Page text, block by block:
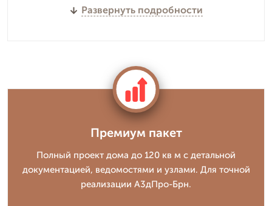
Развернуть подробности
Премиум пакет
Полный проект дома до 120 кв м с детальной
документацией, ведомостями и узлами. Для точной
реализации А3дПро-Брн.